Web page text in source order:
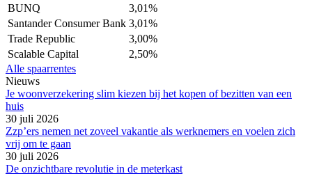
BUNQ
3,01%
Santander Consumer Bank 3,01%
Trade Republic
3,00%
Scalable Capital
2,50%
Alle spaarrentes
Nieuws
Je woonverzekering slim kiezen bij het kopen of bezitten van een
huis
30 juli 2026
Zzp’ers nemen net zoveel vakantie als werknemers en voelen zich
vrij om te gaan
30 juli 2026
De onzichtbare revolutie in de meterkast